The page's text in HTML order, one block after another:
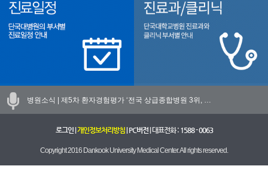
병원소식 | 제5차 환자경험평가 ‘전국 상급종합병원 3위, …
로그인| 개인정보처리방침| PC버전| 대표전화 : 1588 - 0063
Copyright 2016 Dankook University Medical Center. All rights reserved.